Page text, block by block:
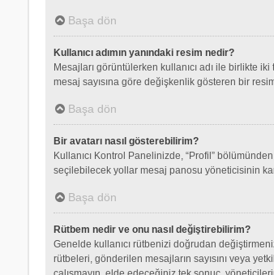
Başa dön
Kullanıcı adımın yanındaki resim nedir?
Mesajları görüntülerken kullanıcı adı ile birlikte
mesaj sayısına göre değişkenlik gösteren bir
Başa dön
Bir avatarı nasıl gösterebilirim?
Kullanıcı Kontrol Panelinizde, “Profil”
seçilebilecek yollar mesaj panosu yöneticisinin
Başa dön
Rütbem nedir ve onu nasıl değiştirebilirim?
Genelde kullanıcı rütbenizi doğrudan
rütbeleri, gönderilen mesajların sayısını veya